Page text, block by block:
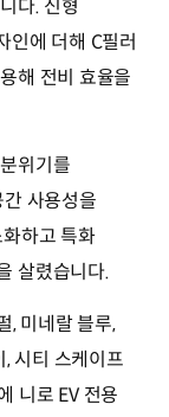
다. 신형
인에 더해 C필러
해 전비 효율을
위기를
사용성을
하고 특화
살렸습니다.
, 미네랄 블루,
시티 스케이프
니로 EV 전용